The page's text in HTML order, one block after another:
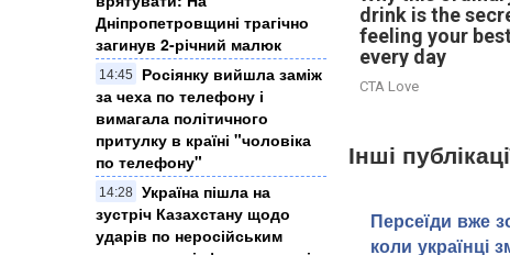
Дніпропетровщині трагічно
загинув 2-річний малюк
14:45
Росіянку вийшла заміж
за чеха по телефону і
вимагала політичного
притулку в країні "чоловіка
по телефону"
14:28 Україна пішла на
зустріч Казахстану щодо
ударів по неросійським
drink is the
feeling your best
every day
CTA Love
Інші
Персеїди вже
коли українці